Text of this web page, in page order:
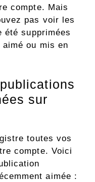
compte. Mais
pas voir les
été supprimées
ou mis en
sur
toutes vos
compte. Voici
aimée :